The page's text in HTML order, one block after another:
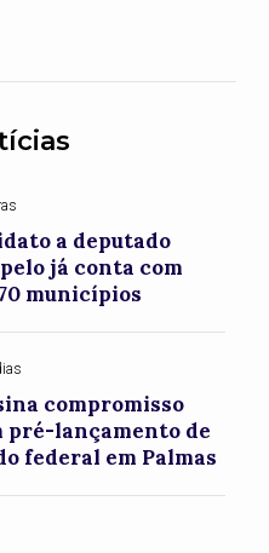
a deputado
já conta com
municípios
compromisso
pré-lançamento de
federal em Palmas